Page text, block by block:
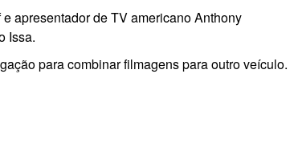
apresentador de TV americano Anthony
Issa.
para combinar filmagens para outro veículo.